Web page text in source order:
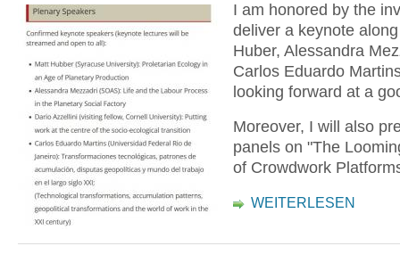
I am honored by the
deliver a keynote
Huber, Alessandra
Carlos Eduardo
looking forward at a
Moreover, I will also
panels on "The
of Crowdwork
WEITERLESEN